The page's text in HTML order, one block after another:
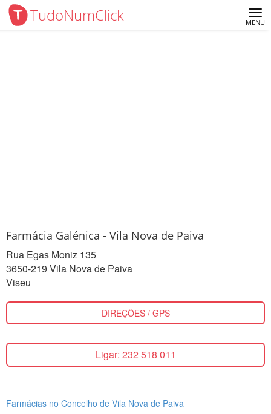
TudoNumClick MENU
Farmácia Galénica - Vila Nova de Paiva
Rua Egas Moniz 135
3650-219 Vila Nova de Paiva
Viseu
DIREÇÕES / GPS
Ligar: 232 518 011
Farmácias no Concelho de Vila Nova de Paiva